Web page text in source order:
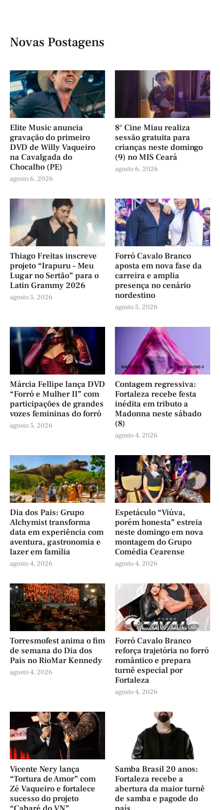
Novas Postagens
Elite Music anuncia
gravação do primeiro
DVD de Willy Vaqueiro
na Cavalgada do
Chocalho (PE)
agosto 6, 2026
8° Cine Miau realiza
sessão gratuita para
crianças neste domingo
(9) no MIS Ceará
agosto 6, 2026
Thiago Freitas inscreve
projeto “Irapuru – Meu
Lugar no Sertão” para o
Latin Grammy 2026
agosto 5, 2026
Forró Cavalo Branco
aposta em nova fase da
carreira e amplia
presença no cenário
nordestino
agosto 5, 2026
Márcia Fellipe lança DVD
“Forró e Mulher II” com
participações de grandes
vozes femininas do forró
agosto 5, 2026
Contagem regressiva:
Fortaleza recebe festa
inédita em tributo a
Madonna neste sábado
(8)
agosto 4, 2026
Dia dos Pais: Grupo
Alchymist transforma
data em experiência com
aventura, gastronomia e
lazer em família
agosto 4, 2026
Espetáculo “Viúva,
porém honesta” estreia
neste domingo em nova
montagem do Grupo
Comédia Cearense
agosto 4, 2026
Torresmofest anima o fim
de semana do Dia dos
Pais no RioMar Kennedy
agosto 4, 2026
Forró Cavalo Branco
reforça trajetória no forró
romântico e prepara
turnê especial por
Fortaleza
agosto 4, 2026
Vicente Nery lança
“Tortura de Amor” com
Zé Vaqueiro e fortalece
sucesso do projeto
Samba Brasil 20 anos:
Fortaleza recebe a
abertura da maior turnê
de samba e pagode do